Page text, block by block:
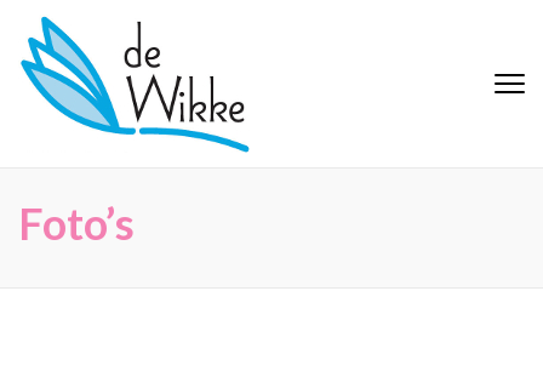
naar
inhoud
(Druk
Foto’s